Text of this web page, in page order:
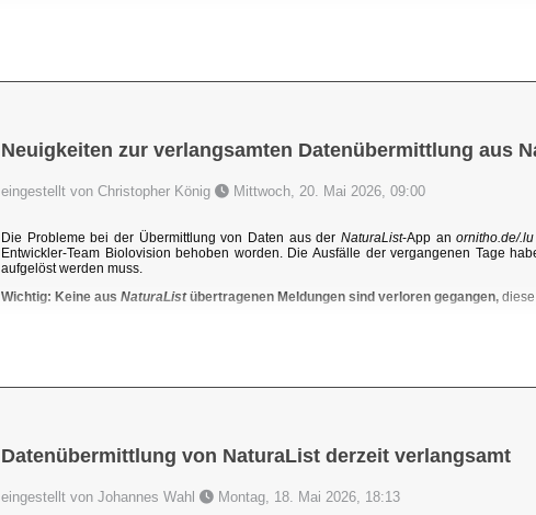
Neuigkeiten zur verlangsamten Datenübermittlung aus
eingestellt von Christopher König Mittwoch, 20. Mai 2026, 09:00
Die Probleme bei der Übermittlung von Daten aus der NaturaList-App anornitho.de/.lu
Entwickler-Team Biolovision behoben worden. Die Ausfälle der vergangenen Tage
aufgelöst werden muss.
Wichtig: Keine aus NaturaListübertragenen Meldungen sind verloren gegangen,
Datenübermittlung von NaturaList derzeit verlangsamt
eingestellt von Johannes Wahl Montag, 18. Mai 2026, 18:13